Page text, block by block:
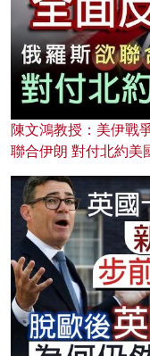
陳文鴻教授：美伊戰
聯合伊朗 對付北約美